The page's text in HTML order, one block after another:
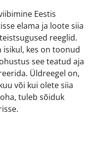
Eestis
elama ja loote siia
reeglid.
isikul, kes on toonud
see teatud aja
Üldreegel on,
või kui olete siia
tuleb sõiduk